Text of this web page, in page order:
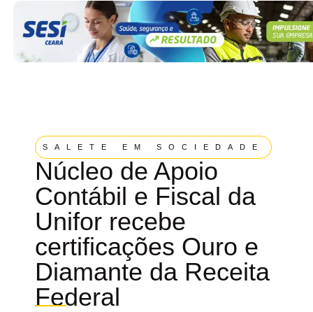
SALETE EM SOCIEDADE
Núcleo de Apoio
Contábil e Fiscal da
Unifor recebe
certificações Ouro e
Diamante da Receita
Federal